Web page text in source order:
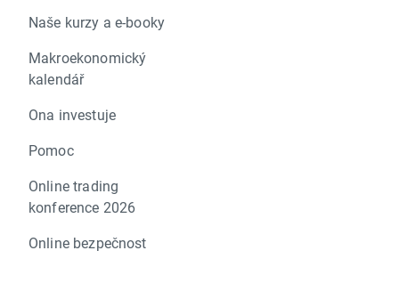
Naše kurzy a e-booky
Makroekonomický
kalendář
Ona investuje
Pomoc
Online trading
konference 2026
Online bezpečnost